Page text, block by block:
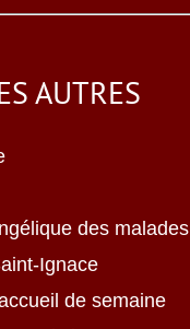
AUTRES
des malades
Ignace
de semaine